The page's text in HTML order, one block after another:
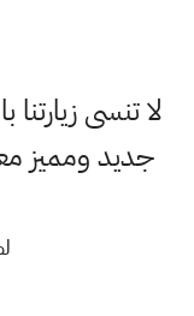
لا تنسى
جديد ومميز